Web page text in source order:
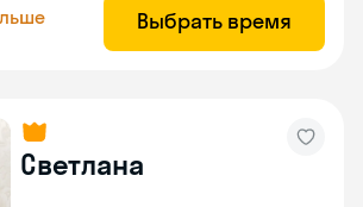
Выбрать время
Светлана